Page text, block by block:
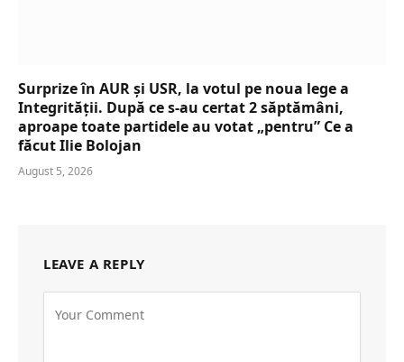
Surprize în AUR și USR, la votul pe noua lege a
Integrității. După ce s-au certat 2 săptămâni,
aproape toate partidele au votat „pentru” Ce a
făcut Ilie Bolojan
August 5, 2026
LEAVE A REPLY